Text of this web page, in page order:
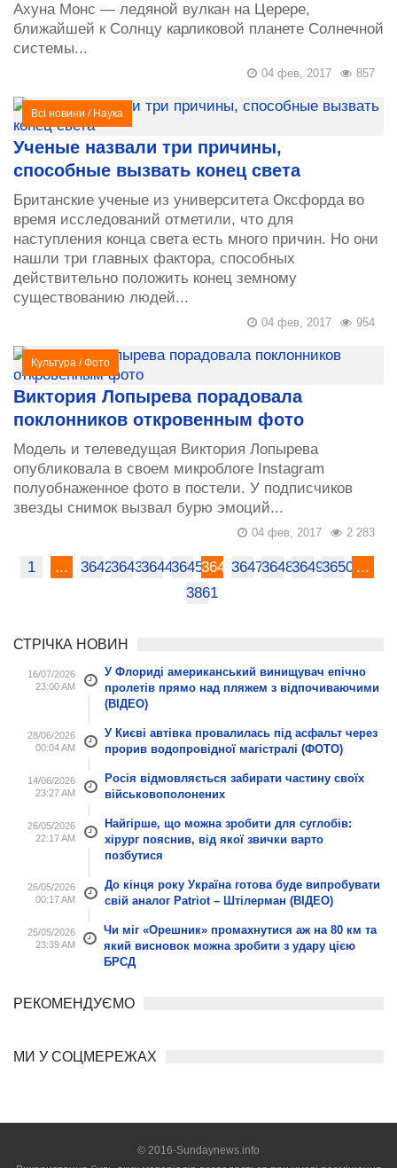
Ахуна Монс — ледяной вулкан на Церере,
ближайшей к Солнцу карликовой планете Солнечной
системы...
857
04 фев, 2017
Всі новини / Наука
Ученые назвали три причины,
способные вызвать конец света
Британские ученые из университета Оксфорда во
время исследований отметили, что для
наступления конца света есть много причин. Но они
нашли три главных фактора, способных
действительно положить конец земному
существованию людей...
954
04 фев, 2017
Культура /Фото
Виктория Лопырева порадовала
поклонников откровенным фото
Модель и телеведущая Виктория Лопырева
опубликовала в своем микроблоге Instagram
полуобнаженное фото в постели. У подписчиков
звезды снимок вызвал бурю эмоций...
2 283
04 фев, 2017
1 ... 364236433644364536463647364836493650 ...
3861
СТРІЧКА НОВИН
16/07/2026
23:00 AM
У Флориді американський винищувач епічно
пролетів прямо над пляжем з відпочиваючими
(ВІДЕО)
28/06/2026
00:04 AM
У Києві автівка провалилась під асфальт через
прорив водопровідної магістралі (ФОТО)
14/06/2026
23:27 AM
Росія відмовляється забирати частину своїх
військовополонених
26/05/2026
22:17 AM
Найгірше, що можна зробити для суглобів:
хірург пояснив, від якої звички варто
позбутися
26/05/2026
00:17 AM
До кінця року Україна готова буде випробувати
свій аналог Patriot – Штілерман (ВІДЕО)
25/05/2026
23:39 AM
Чи міг «Орешник» промахнутися аж на 80 км та
який висновок можна зробити з удару цією
БРСД
РЕКОМЕНДУЄМО
МИ У СОЦМЕРЕЖАХ
© 2016-Sundaynews.info